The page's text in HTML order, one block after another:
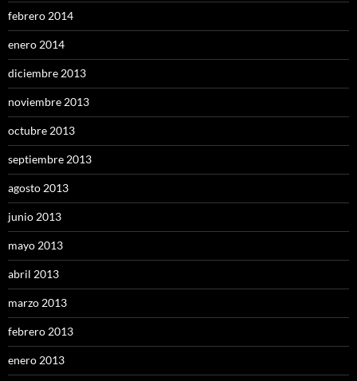
febrero 2014
enero 2014
diciembre 2013
noviembre 2013
octubre 2013
septiembre 2013
agosto 2013
junio 2013
mayo 2013
abril 2013
marzo 2013
febrero 2013
enero 2013